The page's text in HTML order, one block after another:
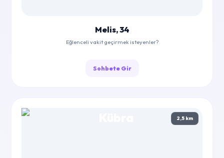
Melis, 34
Eğlenceli vakit geçirmek isteyenler?
Sohbete Gir
2,5 km